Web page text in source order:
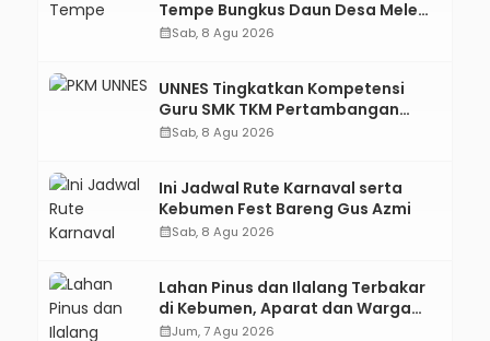
Tempe Bungkus Daun Desa Meles,
Bantu Mesin dan Pendampingan
calendar_monthSab, 8 Agu 2026
UNNES Tingkatkan Kompetensi
Guru SMK TKM Pertambangan
Kebumen melalui Desain Green
calendar_monthSab, 8 Agu 2026
Ini Jadwal Rute Karnaval serta
Kebumen Fest Bareng Gus Azmi
calendar_monthSab, 8 Agu 2026
Lahan Pinus dan Ilalang Terbakar
di Kebumen, Aparat dan Warga
Padamkan Api Secara Manual
calendar_monthJum, 7 Agu 2026